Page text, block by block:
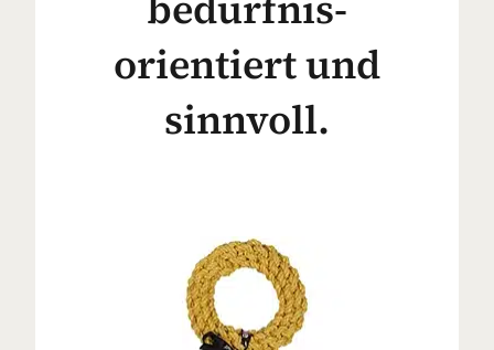
orientiert und
sinnvoll.